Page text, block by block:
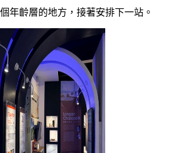
年齡層的地方，接著安排下一站。